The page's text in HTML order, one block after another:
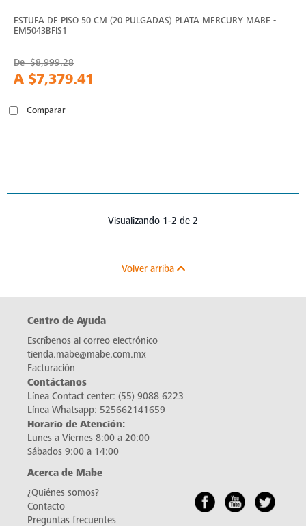
ESTUFA DE PISO 50 CM (20 PULGADAS) PLATA MERCURY MABE -
EM5043BFIS1
De$8,999.28
A $7,379.41
Comparar
Visualizando 1-2 de 2
Volver arriba
Centro de Ayuda
Escríbenos al correo electrónico
tienda.mabe@mabe.com.mx
Facturación
Contáctanos
Línea Contact center: (55) 9088 6223
Línea Whatsapp: 525662141659
Horario de Atención:
Lunes a Viernes 8:00 a 20:00
Sábados 9:00 a 14:00
Acerca de Mabe
¿Quiénes somos?
Contacto
Preguntas frecuentes